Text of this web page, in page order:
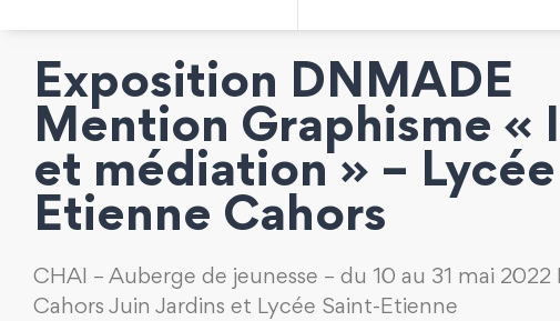
Exposition DNMADE
Mention Graphisme «
et médiation » –
Etienne Cahors
CHAI – Auberge de jeunesse – du 10 au 31 mai 2022
Cahors Juin Jardins et Lycée Saint-Etienne